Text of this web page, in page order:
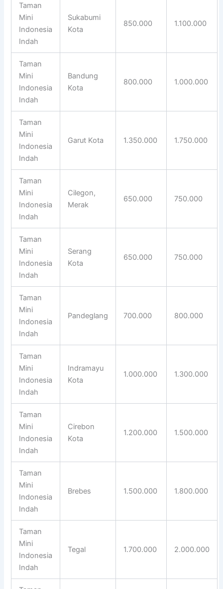
Taman
Mini
Indonesia
Indah
Sukabumi
Kota
850.000 1.100.000
Taman
Mini
Indonesia
Indah
Bandung
Kota
800.000 1.000.000
Taman
Mini
Indonesia
Indah
Garut Kota 1.350.000 1.750.000
Taman
Mini
Indonesia
Indah
Cilegon,
Merak
650.000 750.000
Taman
Mini
Indonesia
Indah
Serang
Kota
650.000 750.000
Taman
Mini
Indonesia
Indah
Pandeglang 700.000 800.000
Taman
Mini
Indonesia
Indah
Indramayu
Kota
1.000.000 1.300.000
Taman
Mini
Indonesia
Indah
Cirebon
Kota
1.200.000 1.500.000
Taman
Mini
Indonesia
Indah
Brebes 1.500.000 1.800.000
Taman
Mini
Indonesia
Indah
Tegal 1.700.000 2.000.000